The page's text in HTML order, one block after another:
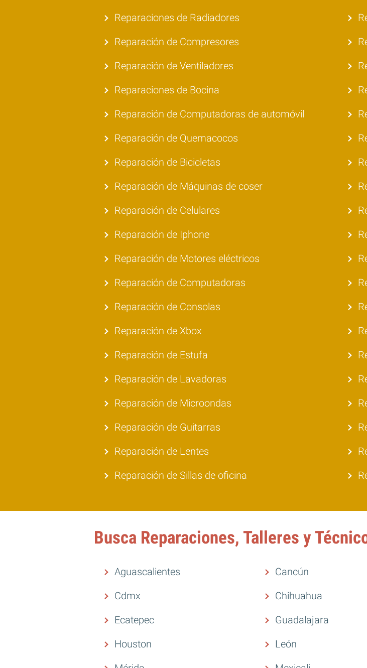
Reparaciones de Radiadores
Reparación de Compresores
Reparación de Ventiladores
Reparaciones de Bocina
Reparación de Computadoras de automóvil
Reparación de Quemacocos
Reparación de Bicicletas
Reparación de Máquinas de coser
Reparación de Celulares
Reparación de Iphone
Reparación de Motores eléctricos
Reparación de Computadoras
Reparación de Consolas
Reparación de Xbox
Reparación de Estufa
Reparación de Lavadoras
Reparación de Microondas
Reparación de Guitarras
Reparación de Lentes
Reparación de Sillas de oficina
Busca Reparaciones, Talleres y
Aguascalientes Cancún
Cdmx
Chihuahua
Ecatepec
Guadalajara
Houston
León